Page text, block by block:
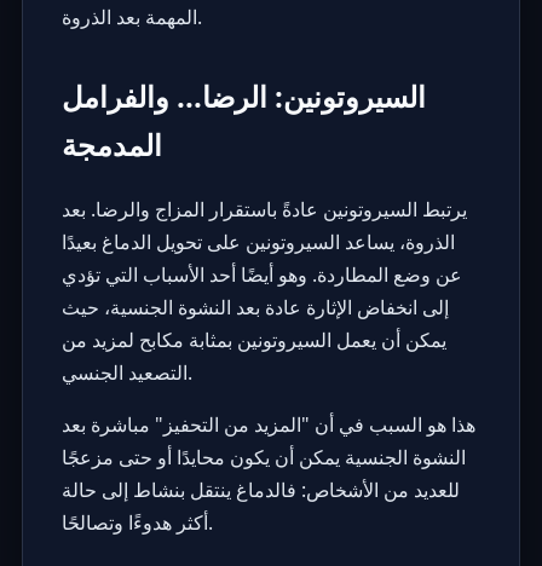
المهمة بعد الذروة.
السيروتونين: الرضا... والفرامل
المدمجة
يرتبط السيروتونين عادةً باستقرار المزاج والرضا. بعد
الذروة، يساعد السيروتونين على تحويل الدماغ بعيدًا
عن وضع المطاردة. وهو أيضًا أحد الأسباب التي تؤدي
إلى انخفاض الإثارة عادة بعد النشوة الجنسية، حيث
يمكن أن يعمل السيروتونين بمثابة مكابح لمزيد من
التصعيد الجنسي.
هذا هو السبب في أن "المزيد من التحفيز" مباشرة بعد
النشوة الجنسية يمكن أن يكون محايدًا أو حتى مزعجًا
للعديد من الأشخاص: فالدماغ ينتقل بنشاط إلى حالة
أكثر هدوءًا وتصالحًا.